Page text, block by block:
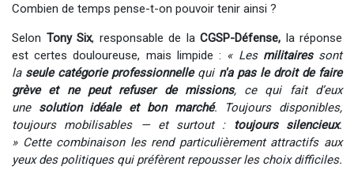
Combien de temps pense-t-on pouvoir tenir ainsi ?
Selon Tony Six, responsable de la CGSP-Défense, la réponse
est certes douloureuse, mais limpide : « Les militairessont
la seule catégorie professionnellequi n'a pas le droit de faire
grève et ne peut refuser de missions, ce qui fait d’eux
une solution idéale et bon marché. Toujours disponibles,
toujours mobilisables — et surtout : toujours silencieux.
» Cette combinaison les rend particulièrement attractifs aux
yeux des politiques qui préfèrent repousser les choix difficiles.